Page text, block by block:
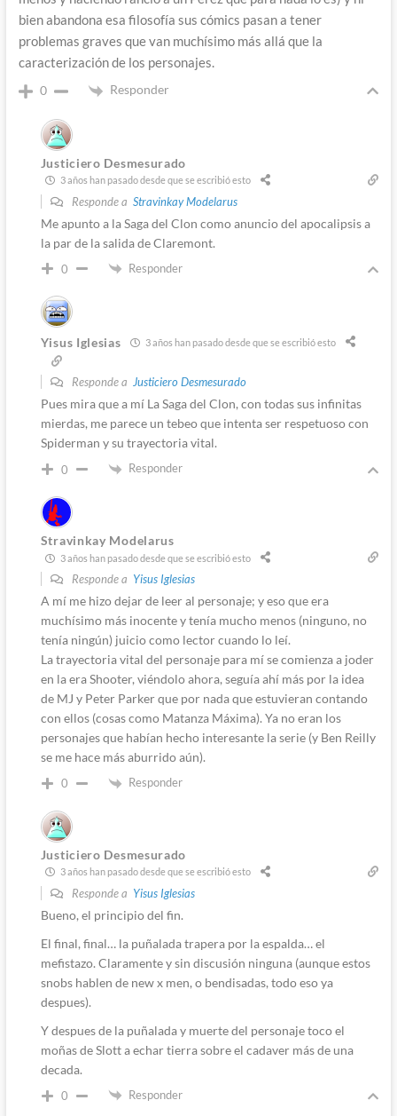
bien abandona esa filosofía sus cómics pasan a tener
problemas graves que van muchísimo más allá que la
caracterización de los personajes.
0 Responder
Justiciero Desmesurado
3 años han pasado desde que se escribió esto
Responde a Stravinkay Modelarus
Me apunto a la Saga del Clon como anuncio del apocalipsis a
la par de la salida de Claremont.
0 Responder
Yisus Iglesias 3 años han pasado desde que se escribió esto
Responde a Justiciero Desmesurado
Pues mira que a mí La Saga del Clon, con todas sus infinitas
mierdas, me parece un tebeo que intenta ser respetuoso con
Spiderman y su trayectoria vital.
0 Responder
Stravinkay Modelarus
3 años han pasado desde que se escribió esto
Responde a Yisus Iglesias
A mí me hizo dejar de leer al personaje; y eso que era
muchísimo más inocente y tenía mucho menos (ninguno, no
tenía ningún) juicio como lector cuando lo leí.
La trayectoria vital del personaje para mí se comienza a joder
en la era Shooter, viéndolo ahora, seguía ahí más por la idea
de MJ y Peter Parker que por nada que estuvieran contando
con ellos (cosas como Matanza Máxima). Ya no eran los
personajes que habían hecho interesante la serie (y Ben Reilly
se me hace más aburrido aún).
0 Responder
Justiciero Desmesurado
3 años han pasado desde que se escribió esto
Responde a Yisus Iglesias
Bueno, el principio del fin.
El final, final… la puñalada trapera por la espalda… el
mefistazo. Claramente y sin discusión ninguna (aunque estos
snobs hablen de new x men, o bendisadas, todo eso ya
despues).
Y despues de la puñalada y muerte del personaje toco el
moñas de Slott a echar tierra sobre el cadaver más de una
decada.
0 Responder